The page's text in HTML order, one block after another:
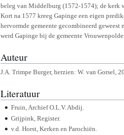
beleg van Middelburg (1572-1574); de kerk
Kort na 1577 kreeg Gapinge een eigen
hervormde gemeente gecombineerd
werd Gapinge bij de gemeente
Auteur
J.A. Trimpe Burger, herzien: W. van Gorsel,
Literatuur
Fruin, Archief O.L.V. Abdij.
Grijpink, Register.
v.d. Horst, Kerken en Parochiën.